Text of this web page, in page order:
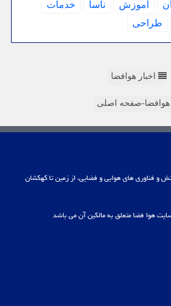
آموزش ناسا
خدمات
طراحی
اخبار هوافضا
هوافضا-صفحه اصلی